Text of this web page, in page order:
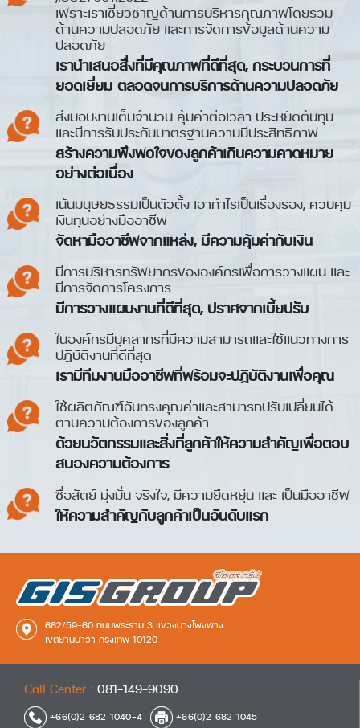
เพราะเราเชี่ยวชาญด้านการบริหารคุณภาพโดยรวม
ด้านความปลอดภัย และการจัดการข้อมูลด้านความ
ปลอดภัย
เรานำเสนอสื่งที่มีคุณภาพที่ดีที่สุด, กระบวนการที่
ยอดเยี่ยม ตลอดจนการบริการด้านความปลอดภัย
ส่งมอบงานเต็มจำนวน คุ้มค่าต่อเวลา ประหยัดต้นทุน
และมีการรับประกันมาตรฐานความมีประสิทธิภาพ
สร้างความพึงพอใจของลูกค้าเกินความคาดหมาย
อย่างต่อเนื่อง
เน้นมนุษยธรรมเป็นตัวตั้ง เอากำไรเป็นเรื่องรอง, ควบคุม
เงินทุนอย่างมืออาชีพ
จัดหามืออาชีพจากแหล่ง, มีความคุ้มค่ากับเงิน
มีการบริหารทรัพยากรขององค์กรเพื่อการวางแผน และ
มีการจัดการโครงการ
มีการวางแผนงานที่ดีที่สุด, ปราศจากเบี้ยปรับ
ในองค์กรมีบุคลากรที่มีความสามารถและใช้แนวทางการ
ปฏิบัติงานที่ดีที่สุด
เรามีทีมงานมืออาชีพที่พร้อมจะปฏิบัติงานเพื่อคุณ
ใช้ผลิตภัณฑ์อันทรงคุณค่าและสามารถปรับเปลี่ยนได้
ตามความต้องการของลูกค้า
ด้วยนวัตกรรมและสิ่งที่ลูกค้าให้ความสำคัญเพื่อตอบ
สนองความต้องการ
ซื่อสัตย์ มุ่งมั่น จริงใจ, มีความยืดหยุ่น และ เป็นมืออาชีพ
ให้ความสำคัญกับลูกค้าเป็นอันดับแรก
662/59-60 ถนนพระราม 3 แขวงบางโพงพาง
เขตยานนาวา กรุงเทพ 10120
Call Center : 081-149-9090
+66(0)2 682 1040-4 +66(0)2 682 1045